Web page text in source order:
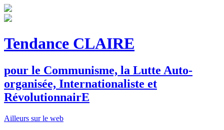
Tendance CLAIRE
pour le Communisme, la Lutte Auto-
organisée, Internationaliste et
RévolutionnairE
Ailleurs sur le web